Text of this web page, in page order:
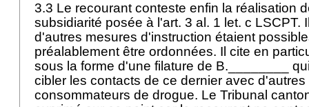
3.3 Le recourant conteste enfin la réalisation
subsidiarité posée à l'art. 3 al. 1 let. c LSCPT.
d'autres mesures d'instruction étaient
préalablement être ordonnées. Il cite en
sous la forme d'une filature de B.________
cibler les contacts de ce dernier avec
consommateurs de drogue. Le Tribunal